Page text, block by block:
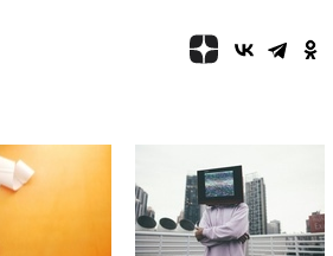
РФ разрешило продажу
бензина старых
Машковым 150-летие Союза
театральных деятелей
вчера, 20:47
Newsweek:
«взрывная» диарея охватила
47 из 50 штатов США